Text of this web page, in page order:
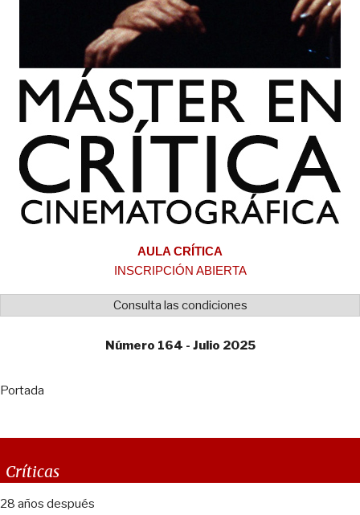
AULA CRÍTICA
INSCRIPCIÓN ABIERTA
Consulta las condiciones
Número 164 - Julio 2025
Portada
Críticas
28 años después